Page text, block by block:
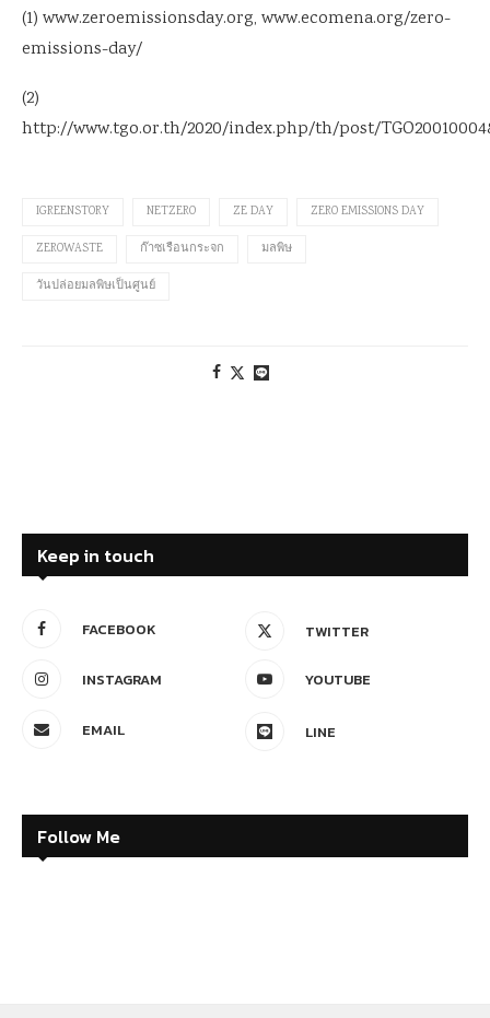
(1) www.zeroemissionsday.org, www.ecomena.org/zero-
emissions-day/
(2)
http://www.tgo.or.th/2020/index.php/th/post/
IGREENSTORY NETZERO ZE DAY ZERO EMISSIONS DAY
ZEROWASTE ก๊าซเรือนกระจก มลพิษ
วันปล่อยมลพิษเป็นศูนย์
Keep in touch
FACEBOOK TWITTER
INSTAGRAM YOUTUBE
EMAIL LINE
Follow Me